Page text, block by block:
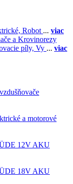
Robot ... viac
a Krovinorezy
píly, Vy ... viac
a motorové
12V AKU
18V AKU